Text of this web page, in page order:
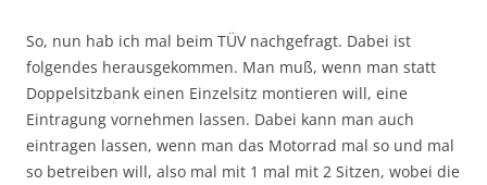
So, nun hab ich mal beim TÜV nachgefragt. Dabei ist
folgendes herausgekommen. Man muß, wenn man statt
Doppelsitzbank einen Einzelsitz montieren will, eine
Eintragung vornehmen lassen. Dabei kann man auch
eintragen lassen, wenn man das Motorrad mal so und mal
so betreiben will, also mal mit 1 mal mit 2 Sitzen, wobei die